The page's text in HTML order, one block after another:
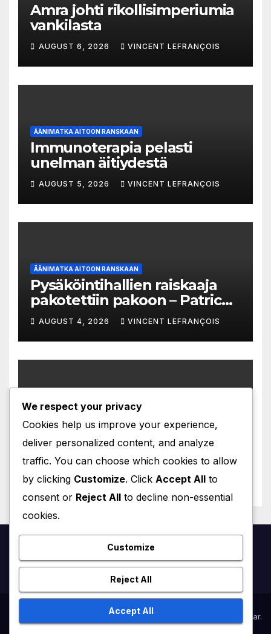
Amra johti rikollisimperiumia
vankilasta
AUGUST 6, 2026 VINCENT LEFRANÇOIS
ÄÄNIMATKA AITOON RANSKAAN
Immunoterapia pelasti
unelman äitiydestä
AUGUST 5, 2026 VINCENT LEFRANÇOIS
ÄÄNIMATKA AITOON RANSKAAN
Pysäköintihallien raiskaaja
pakotettiin pakoon – Patrick
Trémeau’n tapaus
AUGUST 4, 2026 VINCENT LEFRANÇOIS
ÄÄNIMATKA AITOON RANSKAAN
Muskin 44 miljardin Twitter-
pakkomielle
AUGUST 3, 2026 VINCENT LEFRANÇOIS
Ranska.net
Proudly powered by WordPress|Theme: Themeansar.
We respect your privacy
Cookies help us improve your experience,
deliver personalized content, and analyze
traffic. You can choose which cookies to allow
by clicking Customize. Click Accept All to
consent or Reject All to decline non-essential
cookies.
Customize
Reject All
Accept All